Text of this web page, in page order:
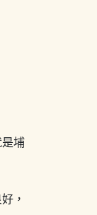
埔
，